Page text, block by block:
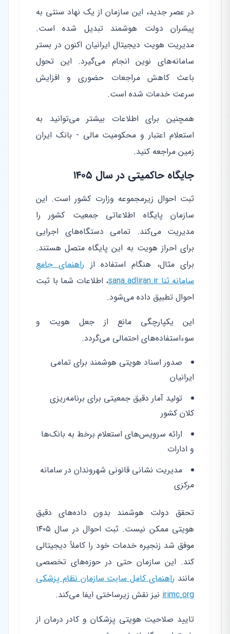
در عصر جدید، این سازمان از یک نهاد سنتی به
پیشران دولت هوشمند تبدیل شده است.
مدیریت هویت دیجیتال ایرانیان اکنون در بستر
سامانه‌های نوین انجام می‌گیرد. این تحول
باعث کاهش مراجعات حضوری و افزایش
سرعت خدمات شده است.
همچنین برای اطلاعات بیشتر می‌توانید به
استعلام اعتبار و محکومیت مالی - بانک ایران
زمین مراجعه کنید.
جایگاه حاکمیتی در سال ۱۴۰۵
ثبت احوال زیرمجموعه وزارت کشور است. این
سازمان پایگاه اطلاعاتی جمعیت کشور را
مدیریت می‌کند. تمامی دستگاه‌های اجرایی
برای احراز هویت به این پایگاه متصل هستند.
برای مثال، هنگام استفاده از راهنمای جامع
سامانه ثنا sana.adliran.ir
، اطلاعات شما با ثبت
احوال تطبیق داده می‌شود.
این یکپارچگی مانع از جعل هویت و
سوءاستفاده‌های احتمالی می‌گردد.
صدور اسناد هویتی هوشمند برای تمامی
ایرانیان
تولید آمار دقیق جمعیتی برای برنامه‌ریزی
کلان کشور
ارائه سرویس‌های استعلام برخط به بانک‌ها
و ادارات
مدیریت نشانی قانونی شهروندان در سامانه
مرکزی
تحقق دولت هوشمند بدون داده‌های دقیق
هویتی ممکن نیست. ثبت احوال در سال ۱۴۰۵
موفق شد زنجیره خدمات خود را کاملاً دیجیتالی
کند. این سازمان حتی در حوزه‌های تخصصی
مانند راهنمای کامل سایت سازمان نظام پزشکی
irimc.org نیز نقش زیرساختی ایفا می‌کند.
تایید صلاحیت هویتی پزشکان و کادر درمان از